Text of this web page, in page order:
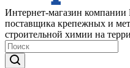
Интернет-магазин
поставщика крепежных и
строительной химии на